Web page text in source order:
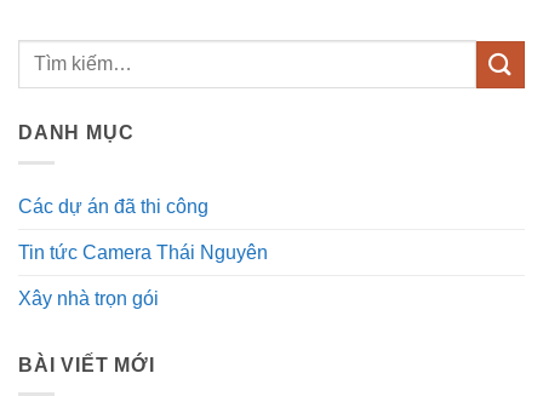
DANH MỤC
Các dự án đã thi công
Tin tức Camera Thái Nguyên
Xây nhà trọn gói
BÀI VIẾT MỚI